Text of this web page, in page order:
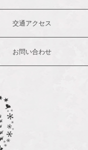
交通アクセス
お問い合わせ